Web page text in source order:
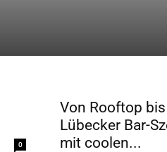
0
Von Rooftop
Lübecker Bar-
mit coolen...